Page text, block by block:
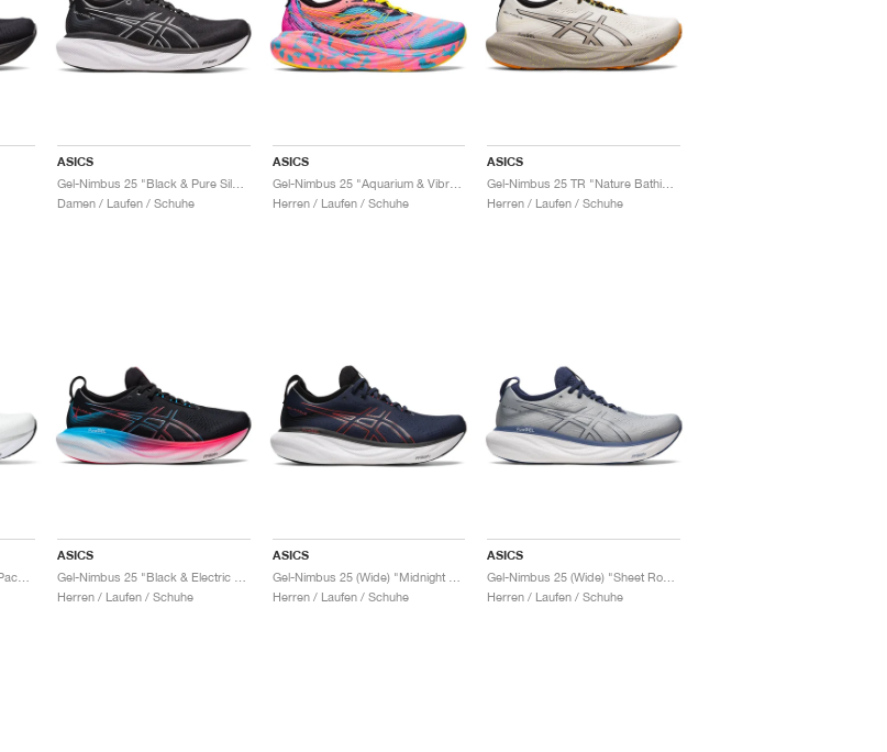
ASICS
Gel-Nimbus 25 "Black & Pure Silver"
Damen / Laufen / Schuhe
ASICS
Gel-Nimbus 25 "Aquarium & Vibrant Yellow"
Herren / Laufen / Schuhe
ASICS
Herren / Laufen / Schuhe
ASICS
Herren / Laufen / Schuhe
ASICS
Herren / Laufen / Schuhe
ASICS
Herren / Laufen / Schuhe